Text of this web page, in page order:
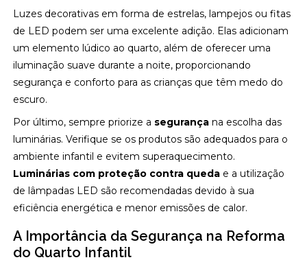
Luzes decorativas em forma de estrelas, lampejos ou fitas
de LED podem ser uma excelente adição. Elas adicionam
um elemento lúdico ao quarto, além de oferecer uma
iluminação suave durante a noite, proporcionando
segurança e conforto para as crianças que têm medo do
escuro.
Por último, sempre priorize a segurança na escolha das
luminárias. Verifique se os produtos são adequados para o
ambiente infantil e evitem superaquecimento.
Luminárias com proteção contra queda e a utilização
de lâmpadas LED são recomendadas devido à sua
eficiência energética e menor emissões de calor.
A Importância da Segurança na Reforma
do Quarto Infantil